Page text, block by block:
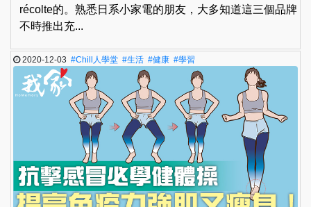
récolte的。熟悉日系小家電的朋友，大多知道這三個品牌
不時推出充...
2020-12-03#Chill人學堂 #生活 #健康 #學習